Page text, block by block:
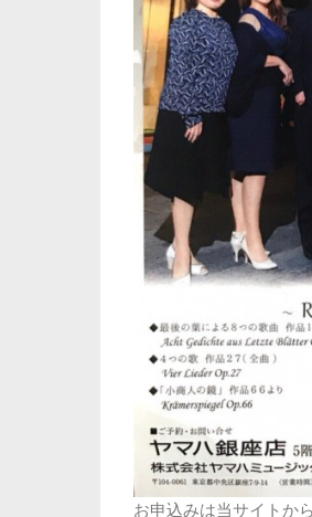
お申込みは当サイトか